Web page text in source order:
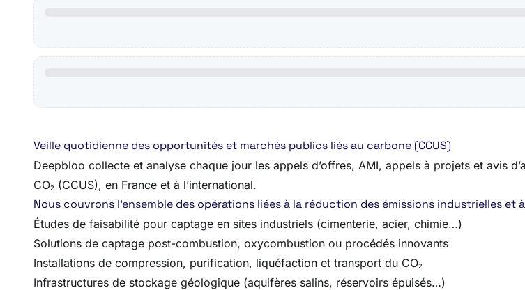
Veille quotidienne des opportunités et marchés publics liés au carbone (CCUS)
Deepbloo collecte et analyse chaque jour les appels d’offres, AMI, appels à projets et avis
CO₂ (CCUS), en France et à l’international.
Nous couvrons l’ensemble des opérations liées à la réduction des émissions industrielles et
Études de faisabilité pour captage en sites industriels (cimenterie, acier, chimie…)
Solutions de captage post-combustion, oxycombustion ou procédés innovants
Installations de compression, purification, liquéfaction et transport du CO₂
Infrastructures de stockage géologique (aquifères salins, réservoirs épuisés…)